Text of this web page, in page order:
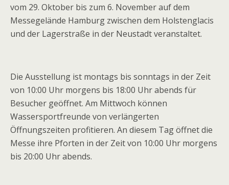
vom 29. Oktober bis zum 6. November auf dem
Messegelände Hamburg zwischen dem Holstenglacis
und der Lagerstraße in der Neustadt veranstaltet.
Die Ausstellung ist montags bis sonntags in der Zeit
von 10:00 Uhr morgens bis 18:00 Uhr abends für
Besucher geöffnet. Am Mittwoch können
Wassersportfreunde von verlängerten
Öffnungszeiten profitieren. An diesem Tag öffnet die
Messe ihre Pforten in der Zeit von 10:00 Uhr morgens
bis 20:00 Uhr abends.